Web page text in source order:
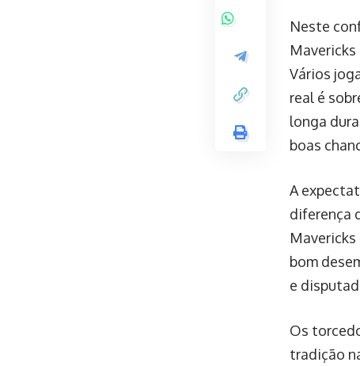
Neste
Vários
real é
longa
boas
A
diferença
bom
e
Os
tradição